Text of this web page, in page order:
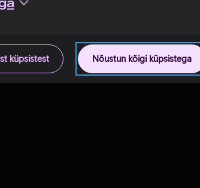
Nõustun kõigi küpsistega
küpsistest